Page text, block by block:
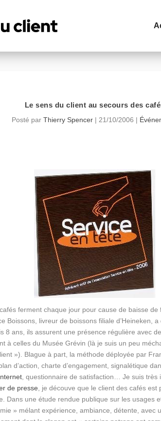
Le sens du client au secours des
Posté par Thierry Spencer| 21/10/2006 |
ferment chaque jour pour cause de baisse
Boissons, livreur de boissons filiale d’Heineken,
8 ans, ils assurent une présence régulière avec
à celles du Musée Grévin (là je suis un peu
»). Blague à part, la méthode déployée par
d’action, charte d’engagement, signalétique
, questionnaire de satisfaction… Je suis très
de presse , je découve que le client des cafés
Dans une étude rendue publique sur les usages
» mélant expérience, ambiance, détente, avec